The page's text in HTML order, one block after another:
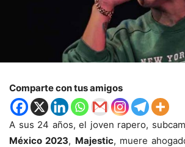
Comparte con tus amigos
A sus 24 años, el joven rapero,
México 2023, Majestic, muere